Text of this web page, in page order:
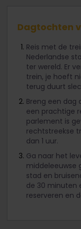
Dagtochten
Reis met de
Nederlandse
ter wereld. Er
trein, je hoeft
terug duurt
Breng een dag
een prachtige
parlement is
rechtstreekse
dan 1 uur.
Ga naar het
middeleeuwse
stad en
de 30 minuten
reserveren en